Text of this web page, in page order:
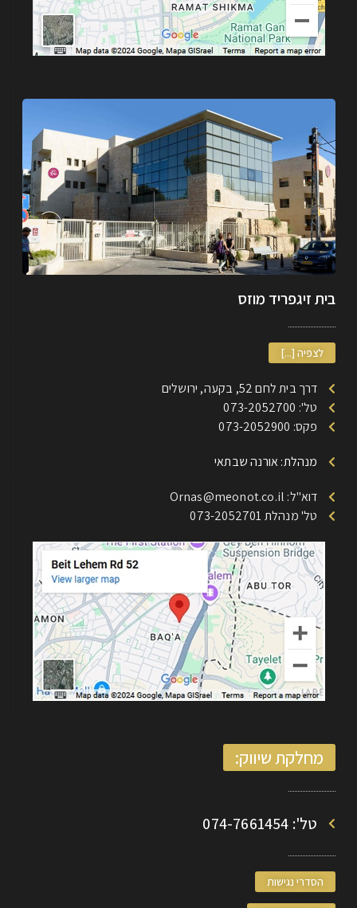
בית זיגפריד מוזס
לצפיה [...]
דרך בית לחם 52, בקעה, ירושלים
טל': 073-2052700
פקס: 073-2052900
מנהלת: אורנה שבתאי
דוא"ל: Ornas@meonot.co.il
טל' מנהלת 073-2052701
מחלקת שיווק:
טל': 074-7661454
הסדרי נגישות